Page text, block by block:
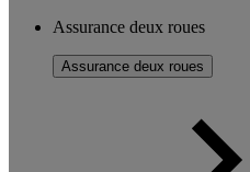
Assurance deux roues
Assurance deux roues